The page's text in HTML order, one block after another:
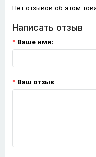
Нет отзывов об этом
Написать отзыв
Ваше имя:
Ваш отзыв